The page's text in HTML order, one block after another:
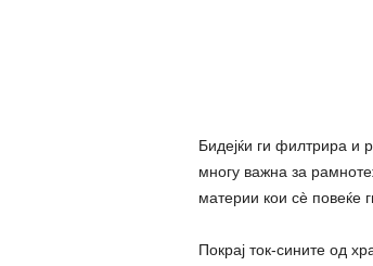
Бидејќи ги филтрира и
многу важна за
материи кои сè повеќе
Покрај ток-сините од